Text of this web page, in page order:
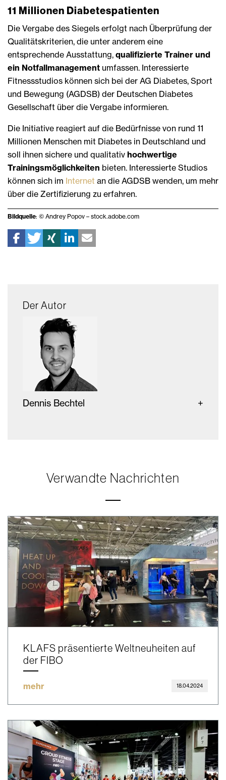
11 Millionen Diabetespatienten
Die Vergabe des Siegels erfolgt nach Überprüfung der
Qualitätskriterien, die unter anderem eine
entsprechende Ausstattung, qualifizierte Trainer und
ein Notfallmanagement umfassen. Interessierte
Fitnessstudios können sich bei der AG Diabetes, Sport
und Bewegung (AGDSB) der Deutschen Diabetes
Gesellschaft über die Vergabe informieren.
Die Initiative reagiert auf die Bedürfnisse von rund 11
Millionen Menschen mit Diabetes in Deutschland und
soll ihnen sichere und qualitativ hochwertige
Trainingsmöglichkeiten bieten. Interessierte Studios
können sich im Internet an die AGDSB wenden, um mehr
über die Zertifizierung zu erfahren.
Bildquelle: © Andrey Popov – stock.adobe.com
Der Autor
Dennis Bechtel
Verwandte Nachrichten
KLAFS präsentierte Weltneuheiten auf
der FIBO
mehr 18.04.2024